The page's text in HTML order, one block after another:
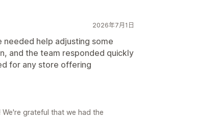
2026年7月1日
help adjusting some
and the team responded quickly
for any store offering
grateful that we had the